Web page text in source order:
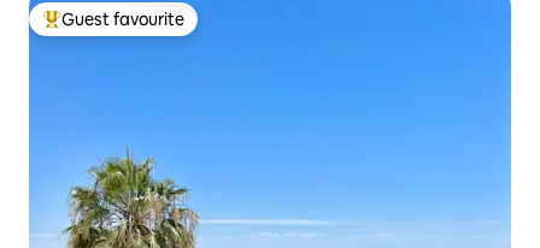
Top guest favourite
Guest favourite